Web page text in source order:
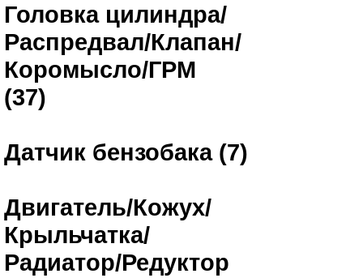
Головка цилиндра/
Распредвал/Клапан/
Коромысло/ГРМ
(37)
Датчик бензобака (7)
Двигатель/Кожух/
Крыльчатка/
Радиатор/Редуктор